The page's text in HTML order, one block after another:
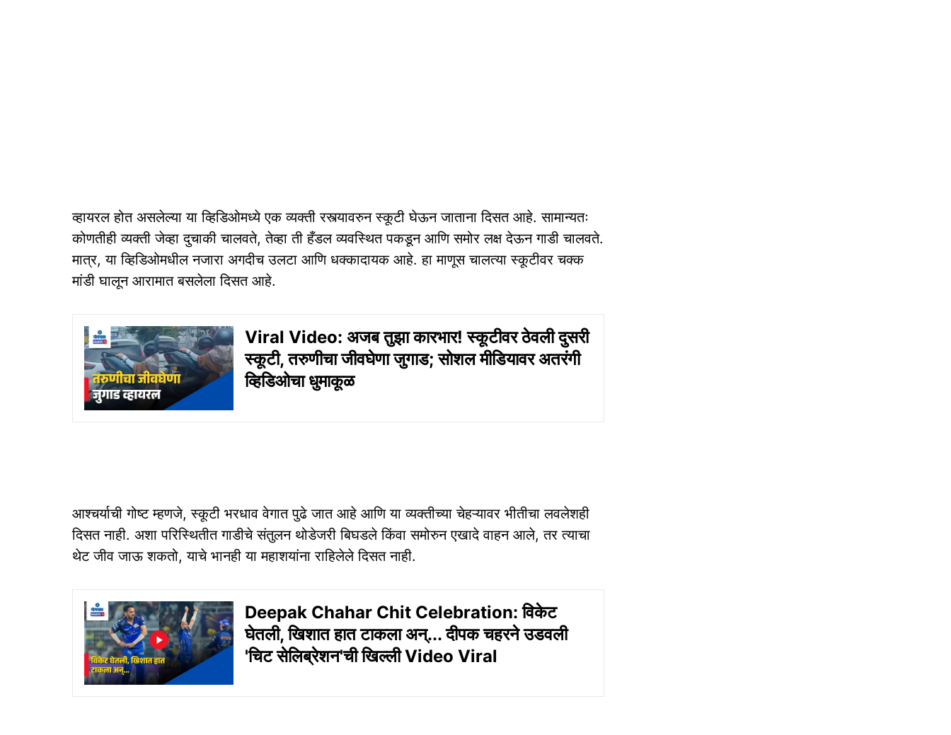
व्हायरल होत असलेल्या या व्हिडिओमध्ये एक व्यक्ती रस्त्यावरुन स्कूटी घेऊन जाताना दिसत आहे. सामान्यतः
कोणतीही व्यक्ती जेव्हा दुचाकी चालवते, तेव्हा ती हँडल व्यवस्थित पकडून आणि समोर लक्ष देऊन गाडी चालवते.
मात्र, या व्हिडिओमधील नजारा अगदीच उलटा आणि धक्कादायक आहे. हा माणूस चालत्या स्कूटीवर चक्क
मांडी घालून आरामात बसलेला दिसत आहे.
Viral Video: अजब तुझा कारभार! स्कूटीवर ठेवली दुसरी
स्कूटी, तरुणीचा जीवघेणा जुगाड; सोशल मीडियावर अतरंगी
व्हिडिओचा धुमाकूळ
आश्चर्याची गोष्ट म्हणजे, स्कूटी भरधाव वेगात पुढे जात आहे आणि या व्यक्तीच्या चेहऱ्यावर भीतीचा लवलेशही
दिसत नाही. अशा परिस्थितीत गाडीचे संतुलन थोडेजरी बिघडले किंवा समोरुन एखादे वाहन आले, तर त्याचा
थेट जीव जाऊ शकतो, याचे भानही या महाशयांना राहिलेले दिसत नाही.
Deepak Chahar Chit Celebration: विकेट
घेतली, खिशात हात टाकला अन्... दीपक चहरने उडवली
'चिट सेलिब्रेशन'ची खिल्ली Video Viral